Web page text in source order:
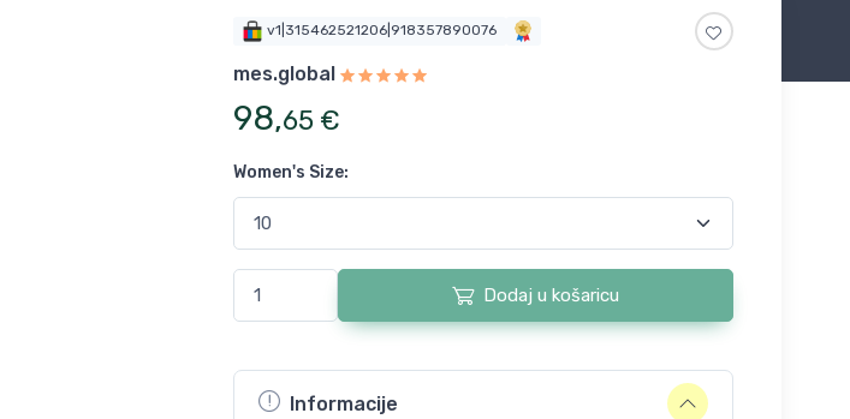
v1|315462521206|918357890076
mes.global
98,65 €
Women's Size:
Dodaj u košaricu
Informacije